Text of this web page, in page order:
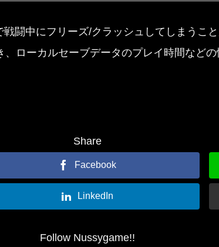
闘中にフリーズ/クラッシュしてしまうこ
ローカルセーブデータのプレイ時間など
Share
Facebook
LinkedIn
Follow Nussygame!!